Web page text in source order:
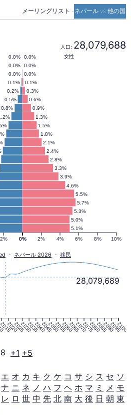
メーリングリスト - ネパール vs 他の国
人口: 28,079,688
5.1%
5.0%
5.3%
5.7%
5.5%
4.6%
3.9%
3.3%
2.8%
2.4%
2.1%
1.8%
1.5%
1.3%
0.9%
0.8%
0.6%
0.5%
0.3%
0.2%
0.1%
0.1%
0.0%
0.0%
0.0%
0.0%
0.0%
0.0% 女性
0% 2% 4% 6% 8% 10%
2% 0%
- ネパール 2026 - 移民
20202025203020352040204520502055206020652070207520802085209020952100
28,079,689
+1 +5
エ オ カ キ ク ケ コ サ シ ス セ ソ
ナ ニ ネ ノ ハ フ ヘ ホ マ ミ メ モ
レ ロ 世 中 先 北 南 大 後 日 朝 東